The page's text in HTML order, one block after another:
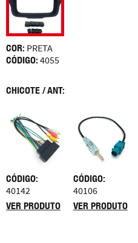
COR: PRETA
CÓDIGO: 4055
CHICOTE / ANT:
CÓDIGO:
40142
VER PRODUTO
CÓDIGO:
40106
VER PRODUTO